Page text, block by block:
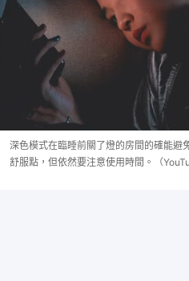
深色模式在臨睡前關了燈的房間的確能避
舒服點，但依然要注意使用時間。（